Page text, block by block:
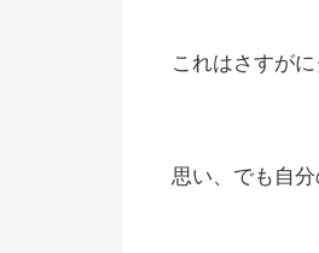
これはさすが
思い、でも自分